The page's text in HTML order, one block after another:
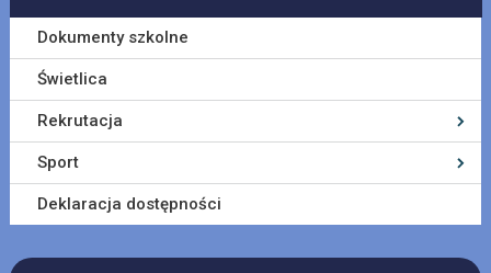
Dokumenty szkolne
Świetlica
Rekrutacja
Sport
Deklaracja dostępności